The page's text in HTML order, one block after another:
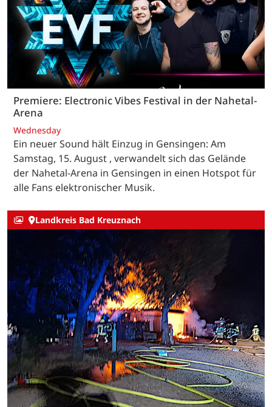
Premiere: Electronic Vibes Festival in der Nahetal-
Arena
Wednesday
Ein neuer Sound hält Einzug in Gensingen: Am
Samstag, 15. August , verwandelt sich das Gelände
der Nahetal-Arena in Gensingen in einen Hotspot für
alle Fans elektronischer Musik.
Landkreis Bad Kreuznach